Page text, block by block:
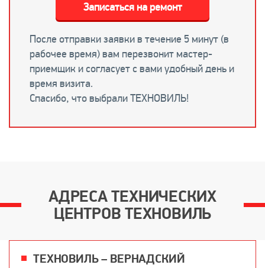
После отправки заявки в течение 5 минут (в
рабочее время) вам перезвонит мастер-
приемщик и согласует с вами удобный день и
время визита.
Спасибо, что выбрали ТЕХНОВИЛЬ!
Записаться на ремонт
АДРЕСА ТЕХНИЧЕСКИХ
ЦЕНТРОВ ТЕХНОВИЛЬ
ТЕХНОВИЛЬ – ВЕРНАДСКИЙ